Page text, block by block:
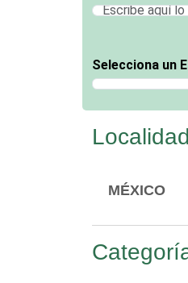
Selecciona un
Selecciona un
MÉXICO